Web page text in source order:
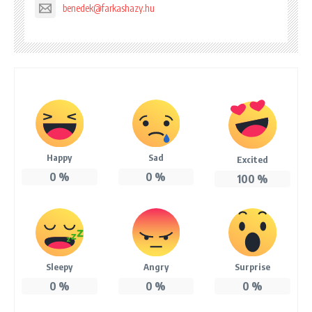
benedek@farkashazy.hu
Happy
0 %
Sad
0 %
Excited
100 %
Sleepy
0 %
Angry
0 %
Surprise
0 %